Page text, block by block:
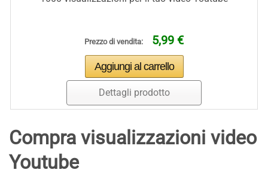
Prezzo di vendita: 5,99 €
Dettagli prodotto
Compra visualizzazioni video
Youtube